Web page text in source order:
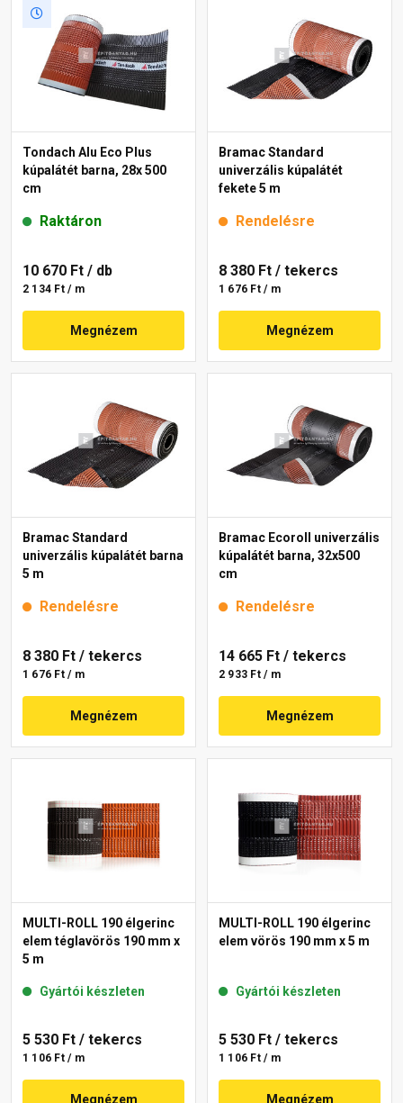
Tondach Alu Eco Plus
kúpalátét barna, 28x 500
cm
Raktáron
10 670 Ft / db
2 134 Ft / m
Megnézem
Bramac Standard
univerzális kúpalátét
fekete 5 m
Rendelésre
8 380 Ft / tekercs
1 676 Ft / m
Megnézem
Bramac Standard
univerzális kúpalátét barna
5 m
Rendelésre
8 380 Ft / tekercs
1 676 Ft / m
Megnézem
Bramac Ecoroll univerzális
kúpalátét barna, 32x500
cm
Rendelésre
14 665 Ft / tekercs
2 933 Ft / m
Megnézem
MULTI-ROLL 190 élgerinc
elem téglavörös 190 mm x
5 m
Gyártói készleten
5 530 Ft / tekercs
1 106 Ft / m
Megnézem
MULTI-ROLL 190 élgerinc
elem vörös 190 mm x 5 m
Gyártói készleten
5 530 Ft / tekercs
1 106 Ft / m
Megnézem